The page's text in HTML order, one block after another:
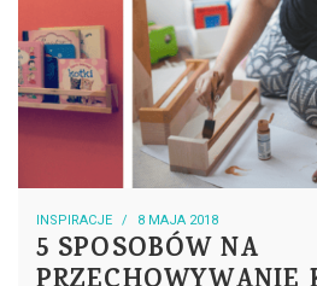
INSPIRACJE 8 MAJA 2018
5 SPOSOBÓW NA